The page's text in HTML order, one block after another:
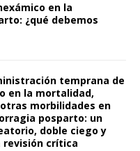
en la
¿qué debemos
temprana de
en la mortalidad,
morbilidades en
posparto: un
doble ciego y
revisión crítica